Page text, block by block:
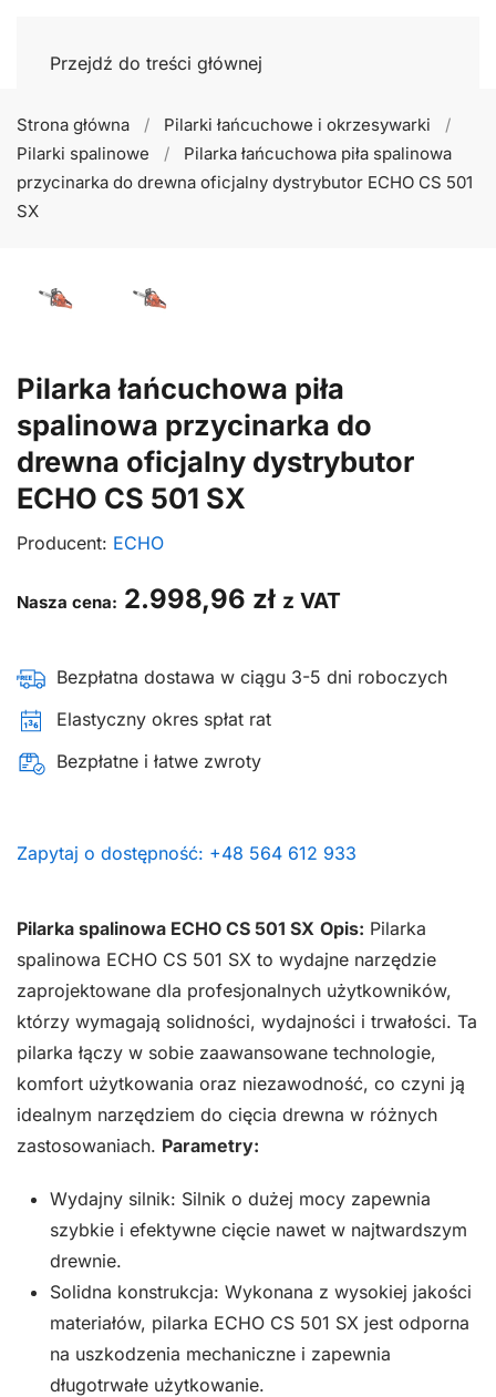
Przejdź do treści głównej
Strona główna
Pilarki łańcuchowe i okrzesywarki
Pilarki spalinowe
Pilarka łańcuchowa piła spalinowa
przycinarka do drewna oficjalny dystrybutor ECHO CS 501
SX
Pilarka łańcuchowa piła
spalinowa przycinarka do
drewna oficjalny dystrybutor
ECHO CS 501 SX
Producent: ECHO
Nasza cena: 2.998,96 zł z VAT
Bezpłatna dostawa w ciągu 3-5 dni roboczych
Elastyczny okres spłat rat
Bezpłatne i łatwe zwroty
Zapytaj o dostępność: +48 564 612 933
Pilarka spalinowa ECHO CS 501 SX Opis: Pilarka
spalinowa ECHO CS 501 SX to wydajne narzędzie
zaprojektowane dla profesjonalnych użytkowników,
którzy wymagają solidności, wydajności i trwałości. Ta
pilarka łączy w sobie zaawansowane technologie,
komfort użytkowania oraz niezawodność, co czyni ją
idealnym narzędziem do cięcia drewna w różnych
zastosowaniach. Parametry:
Wydajny silnik: Silnik o dużej mocy zapewnia
szybkie i efektywne cięcie nawet w najtwardszym
drewnie.
Solidna konstrukcja: Wykonana z wysokiej jakości
materiałów, pilarka ECHO CS 501 SX jest odporna
na uszkodzenia mechaniczne i zapewnia
długotrwałe użytkowanie.